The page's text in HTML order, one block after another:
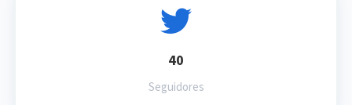
40
Seguidores